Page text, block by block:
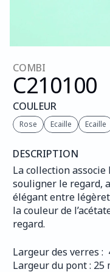
COMBI
C210100
COULEUR
Rose Ecaille Ecaille
DESCRIPTION
La collection
souligner le regard,
élégant entre
la couleur de
regard.
Largeur des verres :
Largeur du pont : 25